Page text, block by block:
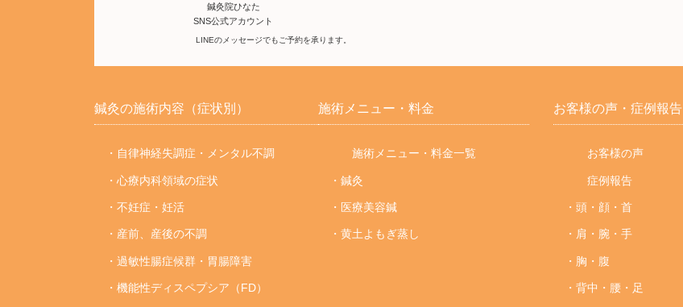
鍼灸院ひなた
SNS公式アカウント
LINEのメッセージでもご予約を承ります。
鍼灸の施術内容（症状別）
・自律神経失調症・メンタル不調
・心療内科領域の症状
・不妊症・妊活
・産前、産後の不調
・過敏性腸症候群・胃腸障害
・機能性ディスペプシア（FD）
施術メニュー・ 料金
施術メニュー・料金一覧
・鍼灸
・医療美容鍼
・黄土よもぎ蒸し
お客様の声・ 症例報告
お客様の声
症例報告
・頭・顔・首
・肩・腕・手
・胸・腹
・背中・腰・足